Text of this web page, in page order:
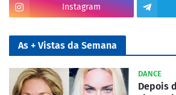
Instagram
As + Vistas da Semana
DANCE
Depois